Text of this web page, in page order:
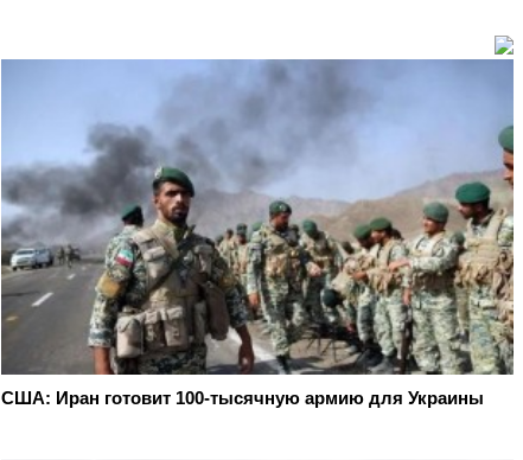
США: Иран готовит 100-тысячную армию для Украины